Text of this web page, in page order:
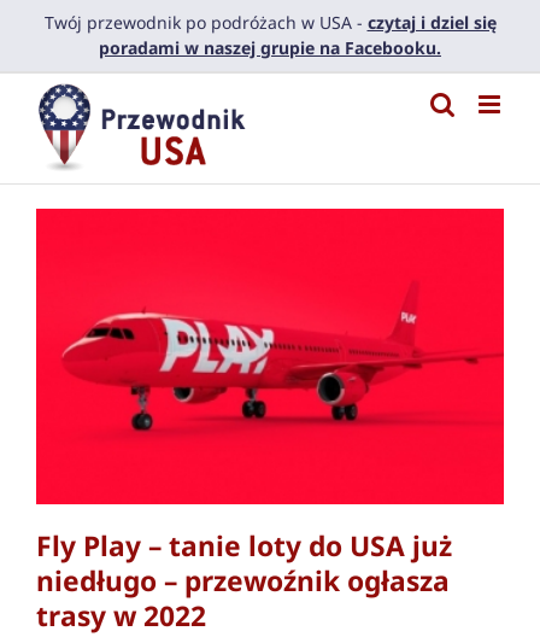
PrzejdźTwój przewodnik po podróżach w USA - czytaj i dziel się
poradami w naszej grupie na Facebooku.
Fly Play – tanie loty do USA już
niedługo – przewoźnik ogłasza
trasy w 2022